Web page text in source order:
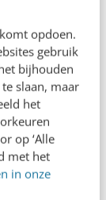
opdoen.
gebruik
bijhouden
slaan, maar
het
op ‘Alle
met het
in onze
Bruna is
over het
boek…